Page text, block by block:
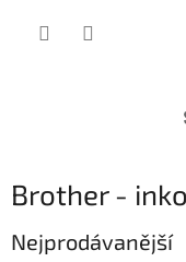
Brother -
Nejprodávanější